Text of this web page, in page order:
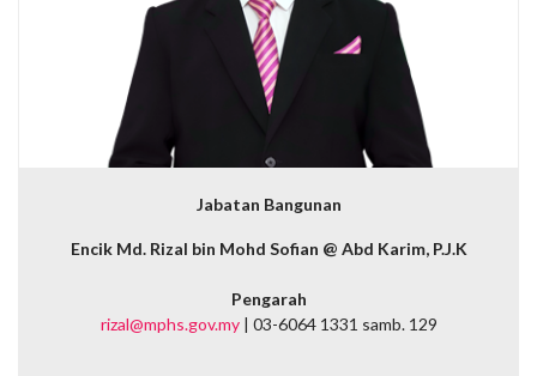
Jabatan Bangunan
Encik Md. Rizal bin Mohd Sofian @ Abd Karim, P.J.K
Pengarah
rizal@mphs.gov.my| 03-6064 1331 samb. 129